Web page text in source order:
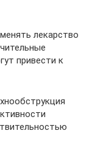
лекарство
привести к